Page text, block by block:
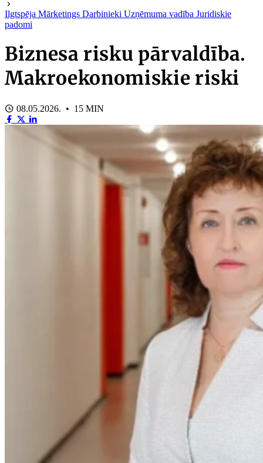
Ilgtspēja Mārketings Darbinieki Uzņēmuma vadība Juridiskie
padomi
Biznesa risku pārvaldība.
Makroekonomiskie riski
08.05.2026. • 15 MIN